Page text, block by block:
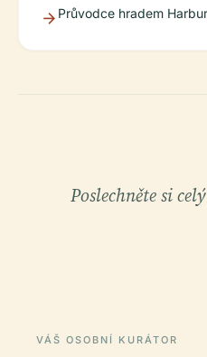
Průvodce hradem
Poslechněte si
VÁŠ OSOBNÍ KURÁTOR